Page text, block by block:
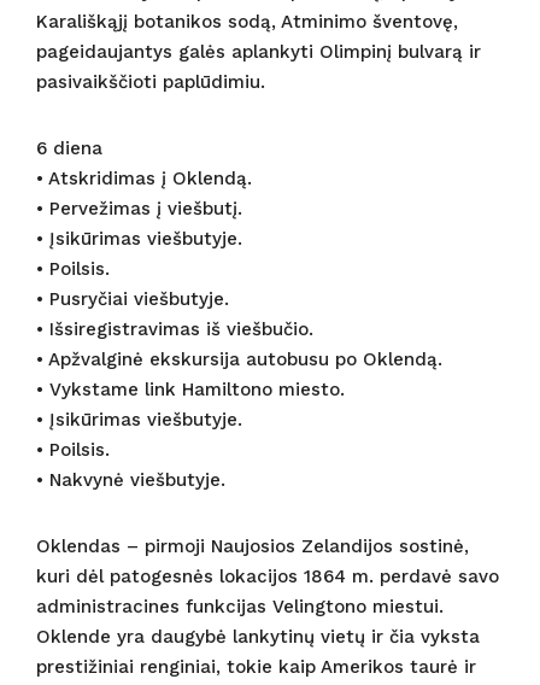
Karališkąjį botanikos sodą, Atminimo šventovę,
pageidaujantys galės aplankyti Olimpinį bulvarą ir
pasivaikščioti paplūdimiu.
6 diena
• Atskridimas į Oklendą.
• Pervežimas į viešbutį.
• Įsikūrimas viešbutyje.
• Poilsis.
• Pusryčiai viešbutyje.
• Išsiregistravimas iš viešbučio.
• Apžvalginė ekskursija autobusu po Oklendą.
• Vykstame link Hamiltono miesto.
• Įsikūrimas viešbutyje.
• Poilsis.
• Nakvynė viešbutyje.
Oklendas – pirmoji Naujosios Zelandijos sostinė,
kuri dėl patogesnės lokacijos 1864 m. perdavė savo
administracines funkcijas Velingtono miestui.
Oklende yra daugybė lankytinų vietų ir čia vyksta
prestižiniai renginiai, tokie kaip Amerikos taurė ir